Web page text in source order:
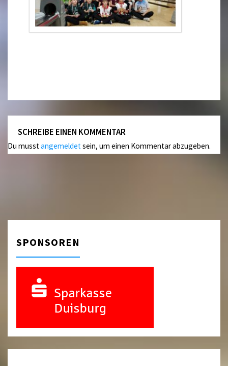
SCHREIBE EINEN KOMMENTAR
Du musstangemeldetsein, um einen Kommentar abzugeben.
SPONSOREN